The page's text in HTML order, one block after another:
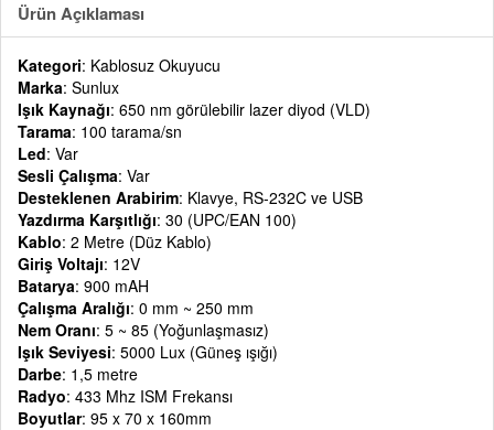
Ürün Açıklaması
Kategori: Kablosuz Okuyucu
Marka: Sunlux
Işık Kaynağı: 650 nm görülebilir lazer diyod (VLD)
Tarama: 100 tarama/sn
Led: Var
Sesli Çalışma: Var
Desteklenen Arabirim: Klavye, RS-232C ve USB
Yazdırma Karşıtlığı: 30 (UPC/EAN 100)
Kablo: 2 Metre (Düz Kablo)
Giriş Voltajı: 12V
Batarya: 900 mAH
Çalışma Aralığı: 0 mm ~ 250 mm
Nem Oranı: 5 ~ 85 (Yoğunlaşmasız)
Işık Seviyesi: 5000 Lux (Güneş ışığı)
Darbe: 1,5 metre
Radyo: 433 Mhz ISM Frekansı
Boyutlar: 95 x 70 x 160mm